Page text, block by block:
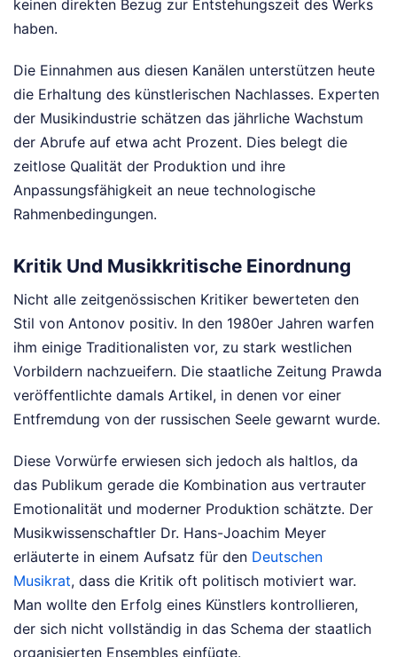
keinen direkten Bezug zur Entstehungszeit des Werks
haben.
Die Einnahmen aus diesen Kanälen unterstützen heute
die Erhaltung des künstlerischen Nachlasses. Experten
der Musikindustrie schätzen das jährliche Wachstum
der Abrufe auf etwa acht Prozent. Dies belegt die
zeitlose Qualität der Produktion und ihre
Anpassungsfähigkeit an neue technologische
Rahmenbedingungen.
Kritik Und Musikkritische Einordnung
Nicht alle zeitgenössischen Kritiker bewerteten den
Stil von Antonov positiv. In den 1980er Jahren warfen
ihm einige Traditionalisten vor, zu stark westlichen
Vorbildern nachzueifern. Die staatliche Zeitung Prawda
veröffentlichte damals Artikel, in denen vor einer
Entfremdung von der russischen Seele gewarnt wurde.
Diese Vorwürfe erwiesen sich jedoch als haltlos, da
das Publikum gerade die Kombination aus vertrauter
Emotionalität und moderner Produktion schätzte. Der
Musikwissenschaftler Dr. Hans-Joachim Meyer
erläuterte in einem Aufsatz für den Deutschen
Musikrat, dass die Kritik oft politisch motiviert war.
Man wollte den Erfolg eines Künstlers kontrollieren,
der sich nicht vollständig in das Schema der staatlich
organisierten Ensembles einfügte.